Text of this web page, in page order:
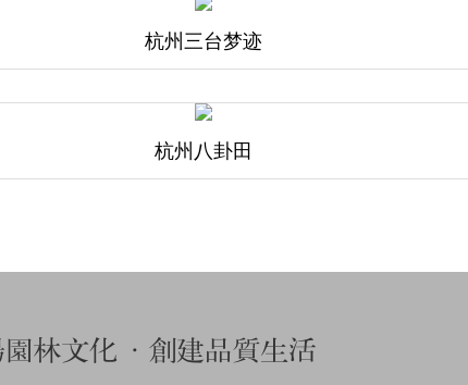
杭州三台梦迹
杭州八卦田